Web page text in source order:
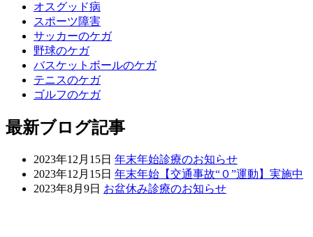
オスグッド病
スポーツ障害
サッカーのケガ
野球のケガ
バスケットボールのケガ
テニスのケガ
ゴルフのケガ
最新ブログ記事
2023年12月15日 年末年始診療のお知らせ
2023年12月15日 年末年始【交通事故“０”運動】実施中
2023年8月9日 お盆休み診療のお知らせ